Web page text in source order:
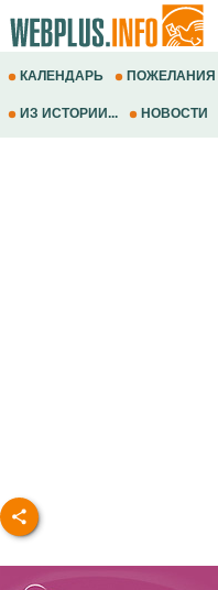
КАЛЕНДАРЬ ПОЖЕЛАНИЯ
ИЗ ИСТОРИИ... НОВОСТИ